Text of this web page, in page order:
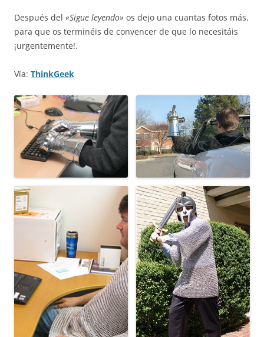
Después del «Sigue leyendo» os dejo una cuantas fotos más,
para que os terminéis de convencer de que lo necesitáis
¡urgentemente!.
Vía: ThinkGeek